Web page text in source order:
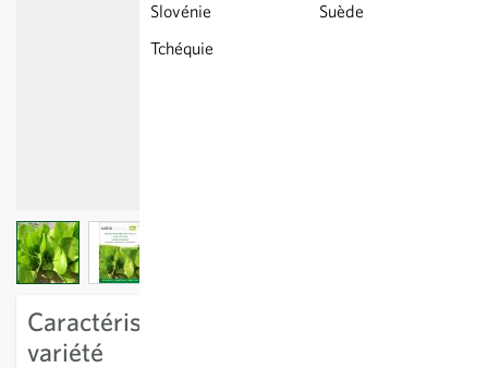
Slovénie
Suède
Tchéquie
View larger imageView larger image
Caractéristiques spécifiques à la
variété